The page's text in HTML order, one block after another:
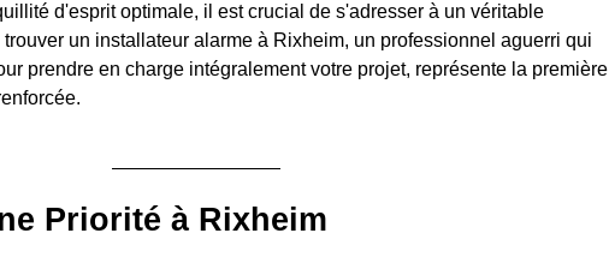
d'esprit optimale, il est crucial de s'adresser à un véritable
un installateur alarme à Rixheim, un professionnel aguerri qui
prendre en charge intégralement votre projet, représente la première
Priorité à Rixheim